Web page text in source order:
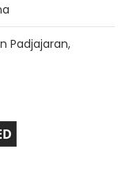
Padjajaran,